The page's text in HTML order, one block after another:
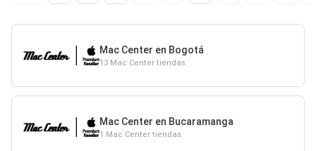
Mac Center en Bogotá
13 Mac Center tiendas
Mac Center en Bucaramanga
1 Mac Center tiendas